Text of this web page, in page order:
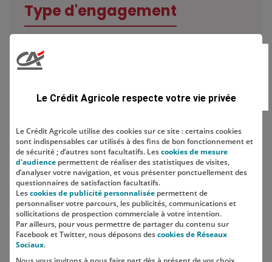
Type d'engagement
Localisation
Le Crédit Agricole respecte votre vie privée
Le Crédit Agricole utilise des cookies sur ce site : certains cookies
sont indispensables car utilisés à des fins de bon fonctionnement et
de sécurité ; d’autres sont facultatifs. Lescookies de mesure
d'audience permettent de réaliser des statistiques de visites,
d’analyser votre navigation, et vous présenter ponctuellement des
questionnaires de satisfaction facultatifs.
Lescookies de publicité personnalisée permettent de
personnaliser votre parcours, les publicités, communications et
sollicitations de prospection commerciale à votre intention.
Par ailleurs, pour vous permettre de partager du contenu sur
Facebook et Twitter, nous déposons descookies de Réseaux
Sociaux.